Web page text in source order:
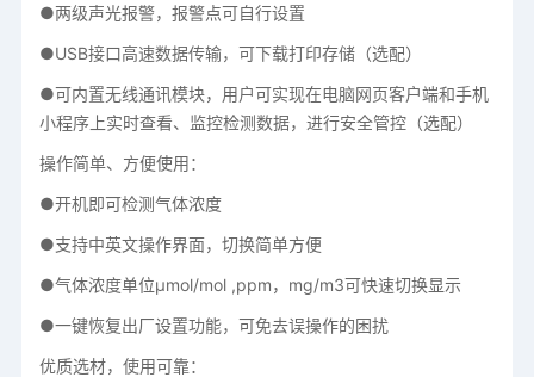
●两级声光报警，报警点可自行设置
●USB接口高速数据传输，可下载打印存储（选配）
●可内置无线通讯模块，用户可实现在电脑网页客户端和手机
小程序上实时查看、监控检测数据，进行安全管控（选配）
操作简单、方便使用：
●开机即可检测气体浓度
●支持中英文操作界面，切换简单方便
●气体浓度单位μmol/mol ,ppm，mg/m3可快速切换显示
●一键恢复出厂设置功能，可免去误操作的困扰
优质选材，使用可靠：